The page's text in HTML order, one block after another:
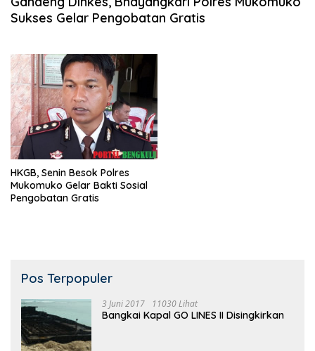
Sukses Gelar Pengobatan Gratis
HKGB, Senin Besok Polres
Mukomuko Gelar Bakti Sosial
Pengobatan Gratis
Pos Terpopuler
3 Juni 2017 11030 Lihat
Bangkai Kapal GO LINES II Disingkirkan